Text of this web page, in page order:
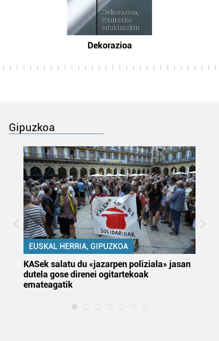
Dekorazioa
Gipuzkoa
EUSKAL HERRIA, GIPUZKOA
KASek salatu du «jazarpen poliziala» jasan
dutela gose direnei ogitartekoak
emateagatik